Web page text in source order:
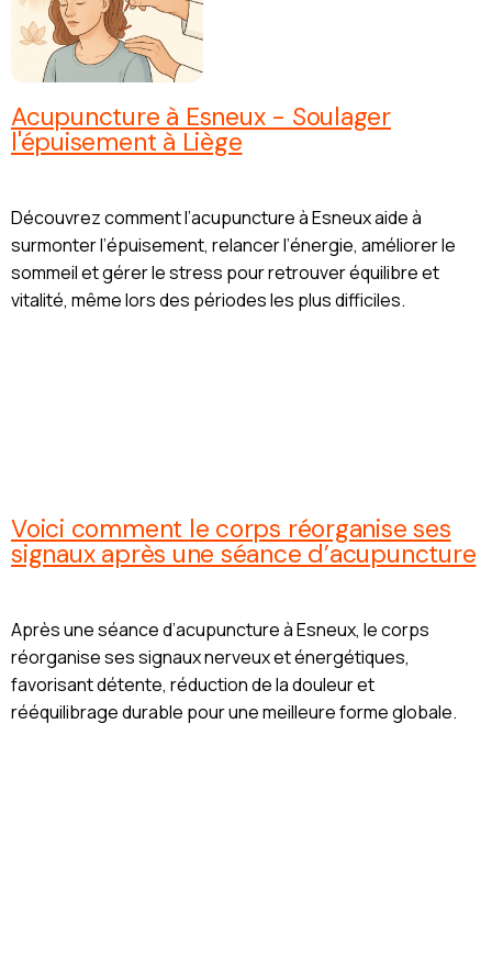
Acupuncture à Esneux - Soulager
l'épuisement à Liège
Découvrez comment l’acupuncture à Esneux aide à
surmonter l’épuisement, relancer l’énergie, améliorer le
sommeil et gérer le stress pour retrouver équilibre et
vitalité, même lors des périodes les plus difficiles.
Voici comment le corps réorganise ses
signaux après une séance d’acupuncture
Après une séance d’acupuncture à Esneux, le corps
réorganise ses signaux nerveux et énergétiques,
favorisant détente, réduction de la douleur et
rééquilibrage durable pour une meilleure forme globale.